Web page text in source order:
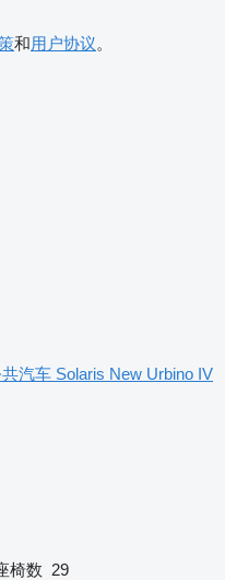
和用户协议。
汽车 Solaris New Urbino IV
椅数 29